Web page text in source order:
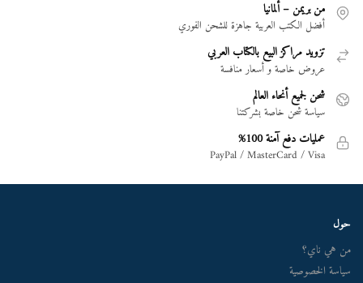
من بريمن – ألمانيا
أفضل الكتب العربية جاهزة للشحن الفوري
تزويد مراكز البيع بالكتاب العربي
عروض خاصة و أسعار منافسة
شحن لجميع أنحاء العالم
سياسة شحن خاصة بشركتنا
عمليات دفع آمنة 100%
PayPal / MasterCard / Visa
حول
من هي ناي؟
سياسة الخصوصية